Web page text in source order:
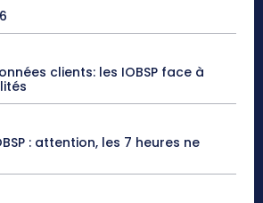
clients: les IOBSP face à
: attention, les 7 heures ne